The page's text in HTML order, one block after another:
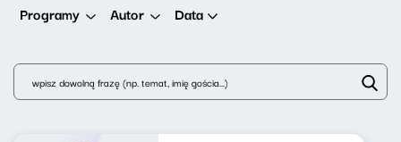
Programy Autor Data